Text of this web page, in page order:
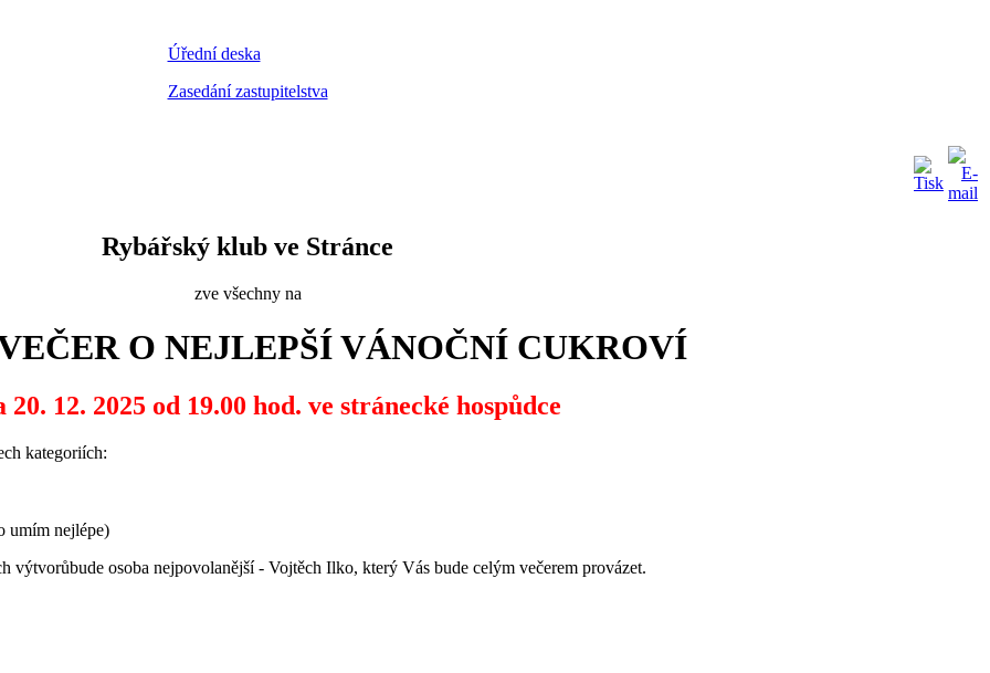
Úřední deska
Zasedání zastupitelstva
Rybářský klub ve Stránce
zve všechny na
O NEJLEPŠÍ VÁNOČNÍ CUKROVÍ
20. 12. 2025 od 19.00 hod. ve stránecké hospůdce
kategoriích:
umím nejlépe)
výtvorůbude osoba nejpovolanější - Vojtěch Ilko, který Vás bude celým večerem provázet.